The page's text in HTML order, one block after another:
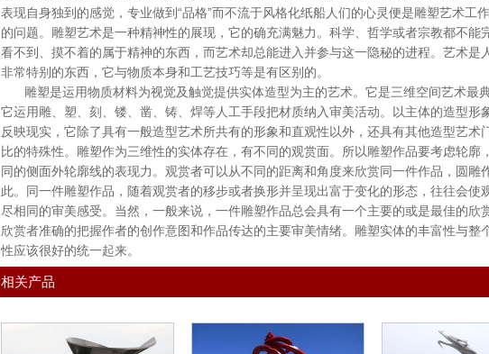
表现自身独到的感觉，专业做到“品格”而不流于风格化纸船人们的心灵便是雕塑艺术工
的问题。雕塑艺术是一种精神性的展现，它的确充满魅力。科学、哲学或者宗教都不能
看不到、摸不着的属于精神的东西，而艺术却总能进入并参与这一隐秘的进程。艺术是
非常特别的东西，它与物质本身和工艺技巧等是有区别的。
雕塑是运用物质材料为视觉及触觉提供实体造型为主的艺术。它是三维空间艺术最
它运用雕、塑、刻、镂、凿、铸、焊等人工手段把材质纳入审美活动。以主体的造型形
反映现实，它除了具有一般造型艺术所共有的形象和直观性以外，还具有其他造型艺术
比的特殊性。雕塑作为三维性的实体存在，有不同的观赏面。所以雕塑作品要考虑轮廓
同的侧面外轮廓线的表现力。观赏者可以从不同的距离和角度来欣赏同一件作品，圆雕
此。同一件雕塑作品，随着观赏者的移步或者换形并呈现出富于变化的形态，往往会使
尽相同的审美感受。当然，一般来说，一件雕塑作品总会具有一个主要的或是最佳的欣
欣赏者准确的把握作者的创作意图和作品传达的主要审美情绪。雕塑实体的丰富性与整
性应该很好的统一起来。
相关产品